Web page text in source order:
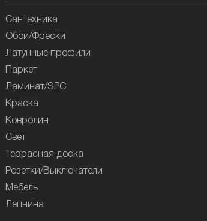
Сантехника
Обои/Фрески
Латунные профили
Паркет
Ламинат/SPC
Краска
Ковролин
Свет
Террасная доска
Розетки/Выключатели
Мебель
Лепнина